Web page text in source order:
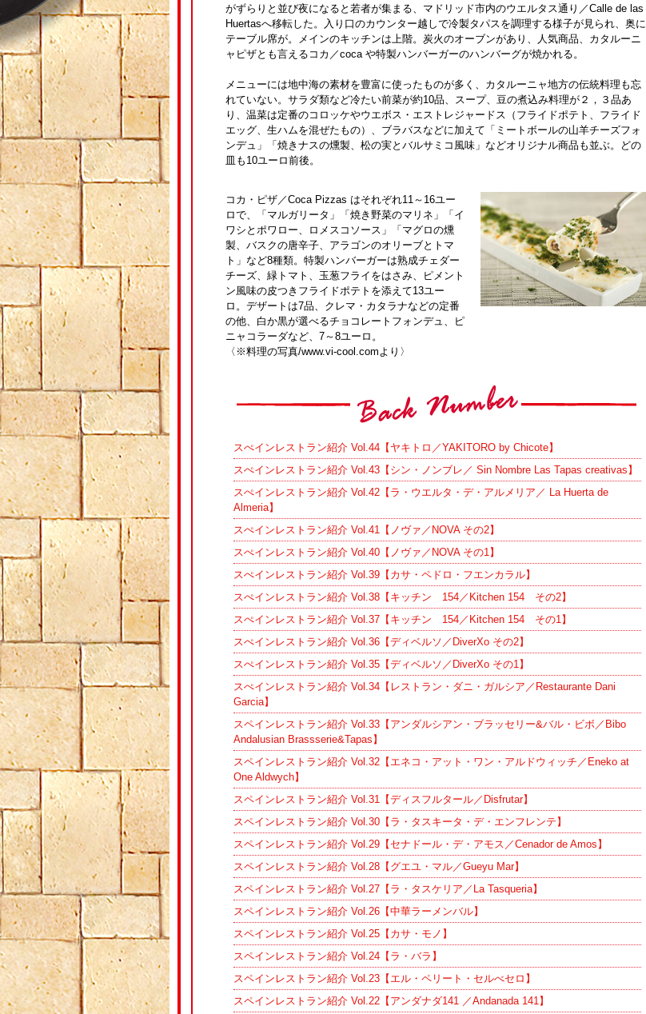
がずらりと並び夜になると若者が集まる、マドリッド市内のウエルタス通り／Calle de las
Huertasへ移転した。入り口のカウンター越しで冷製タパスを調理する様子が見られ、奥に
テーブル席が。メインのキッチンは上階。炭火のオーブンがあり、人気商品、カタルーニ
ャピザとも言えるコカ／coca や特製ハンバーガーのハンバーグが焼かれる。
メニューには地中海の素材を豊富に使ったものが多く、カタルーニャ地方の伝統料理も忘
れていない。サラダ類など冷たい前菜が約10品、スープ、豆の煮込み料理が２，３品あ
り、温菜は定番のコロッケやウエボス・エストレジャードス（フライドポテト、フライド
エッグ、生ハムを混ぜたもの）、ブラバスなどに加えて「ミートボールの山羊チーズフォ
ンデュ」「焼きナスの燻製、松の実とバルサミコ風味」などオリジナル商品も並ぶ。どの
皿も10ユーロ前後。
コカ・ピザ／Coca Pizzas はそれぞれ11～16ユー
ロで、「マルガリータ」「焼き野菜のマリネ」「イ
ワシとポワロー、ロメスコソース」「マグロの燻
製、バスクの唐辛子、アラゴンのオリーブとトマ
ト」など8種類。特製ハンバーガーは熟成チェダー
チーズ、緑トマト、玉葱フライをはさみ、ピメント
ン風味の皮つきフライドポテトを添えて13ユー
ロ。デザートは7品、クレマ・カタラナなどの定番
の他、白か黒が選べるチョコレートフォンデュ、ピ
ニャコラーダなど、7～8ユーロ。
〈※料理の写真/www.vi-cool.comより〉
スぺインレストラン紹介 Vol.44【ヤキトロ／YAKITORO by Chicote】
スぺインレストラン紹介 Vol.43【シン・ノンブレ／ Sin Nombre Las Tapas creativas】
スぺインレストラン紹介 Vol.42【ラ・ウエルタ・デ・アルメリア／ La Huerta de
Almeria】
スぺインレストラン紹介 Vol.41【ノヴァ／NOVA その2】
スぺインレストラン紹介 Vol.40【ノヴァ／NOVA その1】
スぺインレストラン紹介 Vol.39【カサ・ペドロ・フエンカラル】
スぺインレストラン紹介 Vol.38【キッチン 154／Kitchen 154 その2】
スぺインレストラン紹介 Vol.37【キッチン 154／Kitchen 154 その1】
スぺインレストラン紹介 Vol.36【ディベルソ／DiverXo その2】
スぺインレストラン紹介 Vol.35【ディベルソ／DiverXo その1】
スぺインレストラン紹介 Vol.34【レストラン・ダニ・ガルシア／Restaurante Dani
Garcia】
スペインレストラン紹介 Vol.33【アンダルシアン・ブラッセリー&バル・ビボ／Bibo
Andalusian Brassserie&Tapas】
スペインレストラン紹介 Vol.32【エネコ・アット・ワン・アルドウィッチ／Eneko at
One Aldwych】
スペインレストラン紹介 Vol.31【ディスフルタール／Disfrutar】
スペインレストラン紹介 Vol.30【ラ・タスキータ・デ・エンフレンテ】
スペインレストラン紹介 Vol.29【セナドール・デ・アモス／Cenador de Amos】
スペインレストラン紹介 Vol.28【グエユ・マル／Gueyu Mar】
スペインレストラン紹介 Vol.27【ラ・タスケリア／La Tasqueria】
スペインレストラン紹介 Vol.26【中華ラーメンバル】
スペインレストラン紹介 Vol.25【カサ・モノ】
スペインレストラン紹介 Vol.24【ラ・バラ】
スペインレストラン紹介 Vol.23【エル・ペリート・セルべセロ】
スペインレストラン紹介 Vol.22【アンダナダ141 ／Andanada 141】